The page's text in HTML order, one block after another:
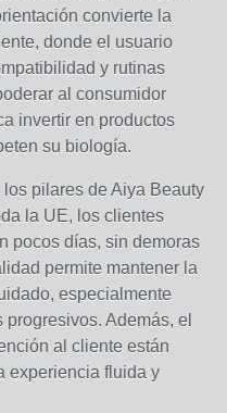
convierte la
donde el usuario
y rutinas
al consumidor
invertir en productos
su biología.
pilares de Aiya Beauty
la UE, los clientes
pocos días, sin demoras
permite mantener la
especialmente
Además, el
al cliente están
experiencia fluida y